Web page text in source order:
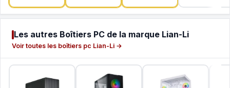
Les autres Boîtiers PC de la marque Lian-Li
Voir toutes les boîtiers pc Lian-Li →